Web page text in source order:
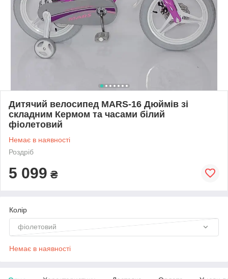
Дитячий велосипед MARS-16 Дюймів зі
складним Кермом та часами білий
фіолетовий
Немає в наявності
Роздріб
5 099 ₴
Колір
фіолетовий
Немає в наявності